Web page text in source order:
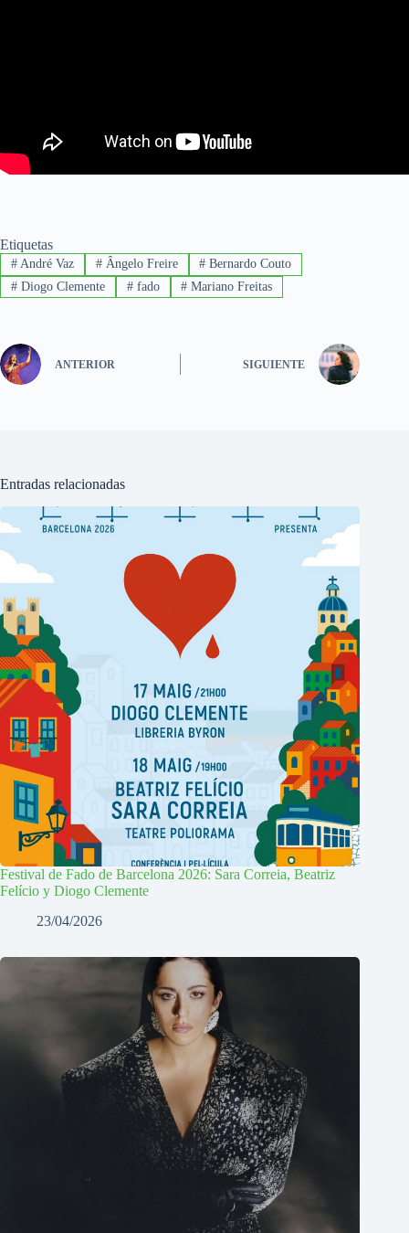
Etiquetas
#André Vaz #Ângelo Freire # Bernardo Couto
#Diogo Clemente #fado # Mariano Freitas
ANTERIOR SIGUIENTE
Entradas relacionadas
Festival de Fado de Barcelona 2026: Sara Correia, Beatriz
Felício y Diogo Clemente
23/04/2026